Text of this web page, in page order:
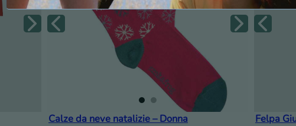
Calze da neve natalizie – Donna Felpa